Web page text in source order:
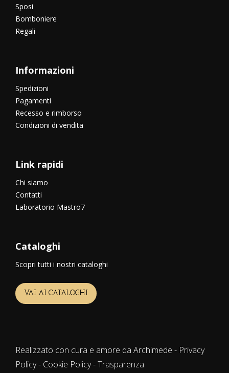
Sposi
Bomboniere
Regali
Informazioni
Spedizioni
Pagamenti
Recesso e rimborso
Condizioni di vendita
Link rapidi
Chi siamo
Contatti
Laboratorio Mastro7
Cataloghi
Scopri tutti i nostri cataloghi
VAI AI CATALOGHI
Realizzato con cura e amore da Archimede - Privacy
Policy- Cookie Policy-Trasparenza